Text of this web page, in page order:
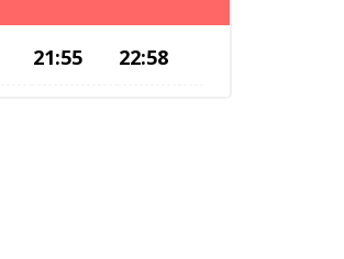
21:55 22:58